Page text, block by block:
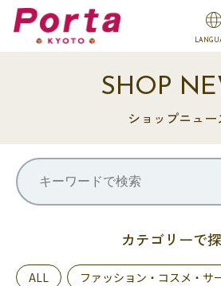
SHOP
ショップニュー
カテゴリーで
ALL ファッション・コスメ・サ